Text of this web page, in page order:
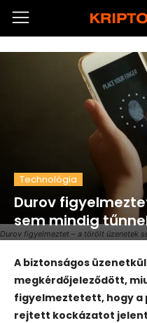
Durov figyelmeztet – a törölt üzenetek
Technológia
Durov
sem mindig
A biztonságos
megkérdőjeleződött,
figyelmeztetett, hogy a
rejtett kockázatot